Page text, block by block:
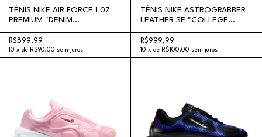
TÊNIS NIKE AIR FORCE 1 07
PREMIUM "DENIM
R$899,99
10 x de R$90,00 sem juros
TÊNIS NIKE ASTROGRABBER
LEATHER SE "COLLEGE
R$999,99
10 x de R$100,00 sem juros